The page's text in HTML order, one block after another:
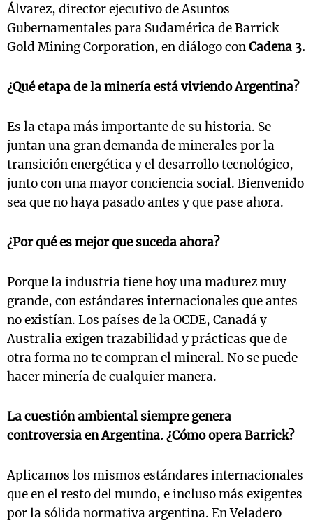
Álvarez, director ejecutivo de Asuntos
Gubernamentales para Sudamérica de Barrick
Gold Mining Corporation, en diálogo conCadena 3.
¿Qué etapa de la minería está viviendo Argentina?
Es la etapa más importante de su historia. Se
juntan una gran demanda de minerales por la
transición energética y el desarrollo tecnológico,
junto con una mayor conciencia social. Bienvenido
sea que no haya pasado antes y que pase ahora.
¿Por qué es mejor que suceda ahora?
Porque la industria tiene hoy una madurez muy
grande, con estándares internacionales que antes
no existían. Los países de la OCDE, Canadá y
Australia exigen trazabilidad y prácticas que de
otra forma no te compran el mineral. No se puede
hacer minería de cualquier manera.
La cuestión ambiental siempre genera
controversia en Argentina. ¿Cómo opera Barrick?
Aplicamos los mismos estándares internacionales
que en el resto del mundo, e incluso más exigentes
por la sólida normativa argentina. En Veladero